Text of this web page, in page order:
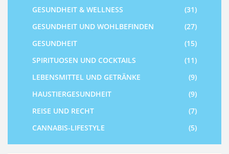
GESUNDHEIT & WELLNESS
(31)
GESUNDHEIT UND WOHLBEFINDEN
(27)
GESUNDHEIT
(15)
SPIRITUOSEN UND COCKTAILS
(11)
LEBENSMITTEL UND GETRÄNKE
(9)
HAUSTIERGESUNDHEIT
(9)
REISE UND RECHT
(7)
CANNABIS-LIFESTYLE
(5)